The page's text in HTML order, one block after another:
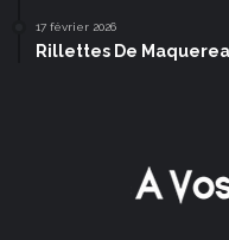
17 février 2026
Rillettes De